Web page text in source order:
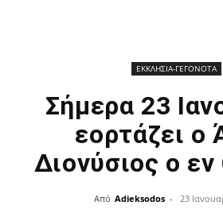
ΕΚΚΛΗΣΙΑ-ΓΕΓΟΝΟΤΑ
Σήμερα 23
εορτάζει ο
Διονύσιος ο
Από Adieksodos - 23